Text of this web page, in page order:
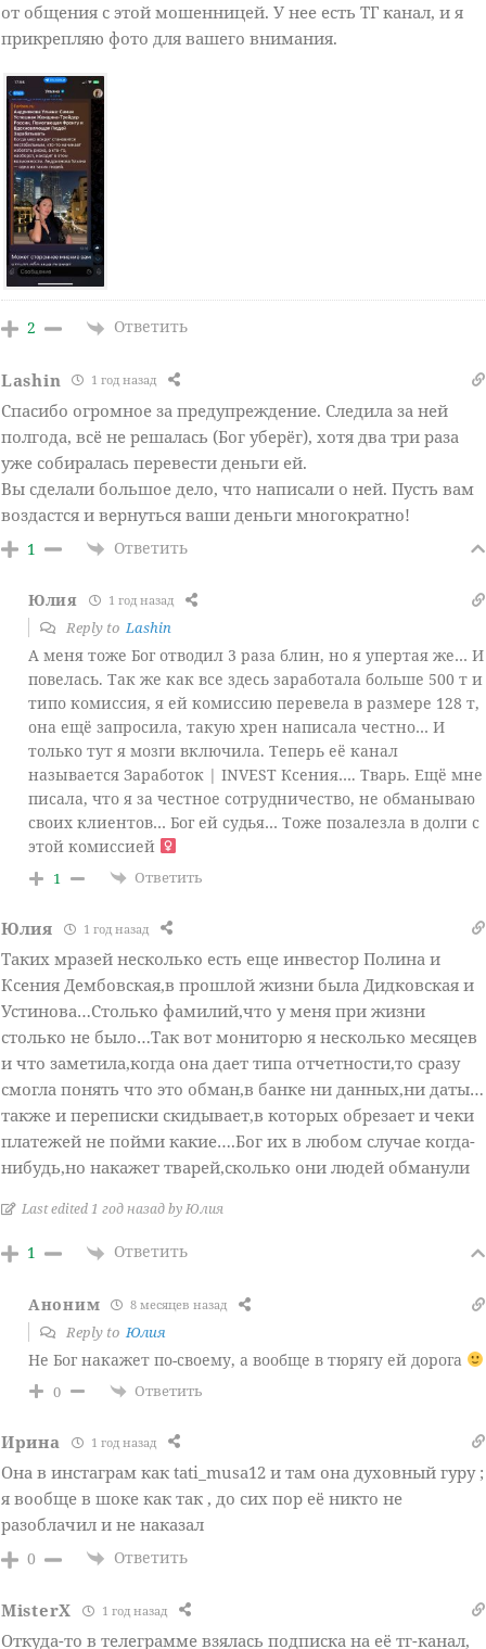
от общения с этой мошенницей. У нее есть ТГ канал, и я
прикрепляю фото для вашего внимания.
2 Ответить
Lashin 1 год назад
Спасибо огромное за предупреждение. Следила за ней
полгода, всё не решалась (Бог уберёг), хотя два три раза
уже собиралась перевести деньги ей.
Вы сделали большое дело, что написали о ней. Пусть вам
воздастся и вернуться ваши деньги многократно!
1 Ответить
Юлия 1 год назад
Reply to Lashin
А меня тоже Бог отводил 3 раза блин, но я упертая же… И
повелась. Так же как все здесь заработала больше 500 т и
типо комиссия, я ей комиссию перевела в размере 128 т,
она ещё запросила, такую хрен написала честно… И
только тут я мозги включила. Теперь её канал
называется Заработок | INVEST Ксения…. Тварь. Ещё мне
писала, что я за честное сотрудничество, не обманываю
своих клиентов… Бог ей судья… Тоже позалезла в долги с
этой комиссией ‍
1 Ответить
Юлия 1 год назад
Таких мразей несколько есть еще инвестор Полина и
Ксения Дембовская,в прошлой жизни была Дидковская и
Устинова…Столько фамилий,что у меня при жизни
столько не было…Так вот мониторю я несколько месяцев
и что заметила,когда она дает типа отчетности,то сразу
смогла понять что это обман,в банке ни данных,ни даты…
также и переписки скидывает,в которых обрезает и чеки
платежей не пойми какие….Бог их в любом случае когда-
нибудь,но накажет тварей,сколько они людей обманули
Last edited 1 год назад by Юлия
1 Ответить
Аноним 8 месяцев назад
Reply to Юлия
Не Бог накажет по-своему, а вообще в тюрягу ей дорога
0 Ответить
Ирина 1 год назад
Она в инстаграм как tati_musa12 и там она духовный гуру ;
я вообще в шоке как так , до сих пор её никто не
разоблачил и не наказал
0 Ответить
MisterX 1 год назад
Откуда-то в телеграмме взялась подписка на её тг-канал,